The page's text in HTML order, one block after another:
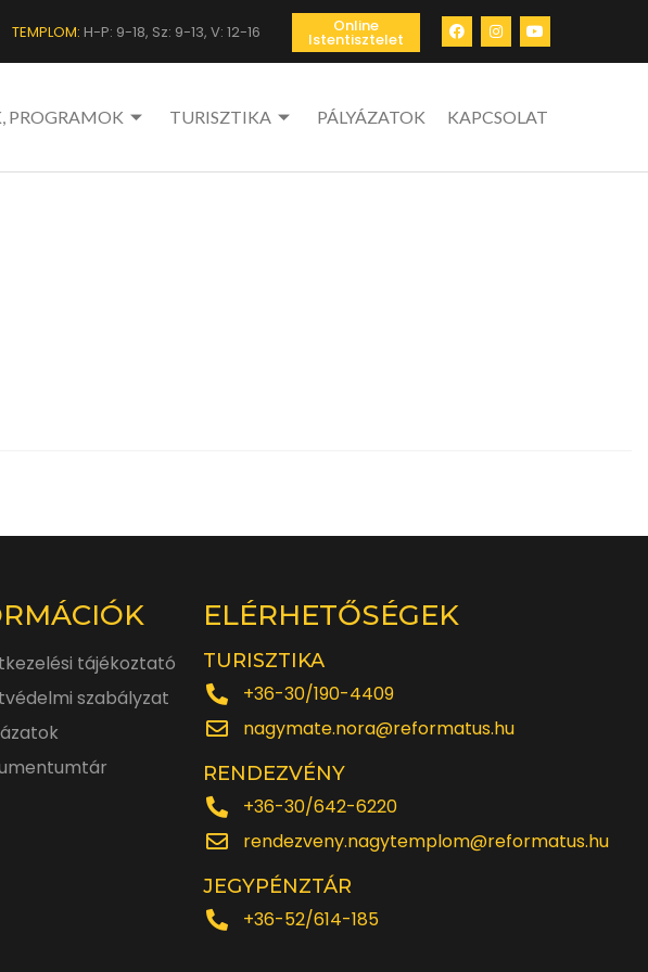
TEMPLOM: H-P: 9-18, Sz: 9-13, V: 12-16 Online
Istentisztelet
PROGRAMOK TURISZTIKA PÁLYÁZATOK KAPCSOLAT
tájékoztató
szabályzat
ELÉRHETŐSÉGEK
TURISZTIKA
+36-30/190-4409
nagymate.nora@reformatus.hu
RENDEZVÉNY
+36-30/642-6220
rendezveny.nagytemplom@reformatus.hu
JEGYPÉNZTÁR
+36-52/614-185